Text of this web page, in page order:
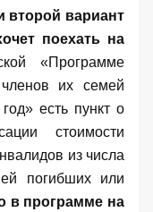
второй вариант
поехать на
«Программе
их семей
есть пункт о
стоимости
из числа
погибших или
в программе на